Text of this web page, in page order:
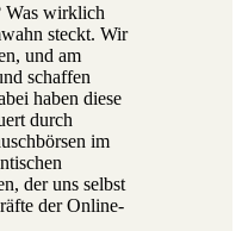
Was wirklich
steckt. Wir
und am
schaffen
haben diese
durch
im
der uns selbst
der Online-